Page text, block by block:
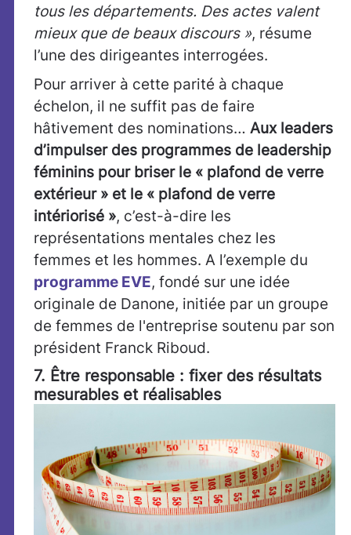
tous les départements. Des actes valent
mieux que de beaux discours », résume
l’une des dirigeantes interrogées.
Pour arriver à cette parité à chaque
échelon, il ne suffit pas de faire
hâtivement des nominations… Aux leaders
d’impulser des programmes de leadership
féminins pour briser le « plafond de verre
extérieur » et le « plafond de verre
intériorisé », c’est-à-dire les
représentations mentales chez les
femmes et les hommes. A l’exemple du
programme EVE, fondé sur une idée
originale de Danone, initiée par un groupe
de femmes de l'entreprise soutenu par son
président Franck Riboud.
7. Être responsable : fixer des résultats
mesurables et réalisables